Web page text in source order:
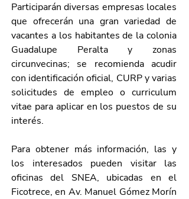
Participarán diversas empresas locales
que ofrecerán una gran variedad de
vacantes a los habitantes de la colonia
Guadalupe Peralta y zonas
circunvecinas; se recomienda acudir
con identificación oficial, CURP y varias
solicitudes de empleo o curriculum
vitae para aplicar en los puestos de su
interés.
Para obtener más información, las y
los interesados pueden visitar las
oficinas del SNEA, ubicadas en el
Ficotrece, en Av. Manuel Gómez Morín